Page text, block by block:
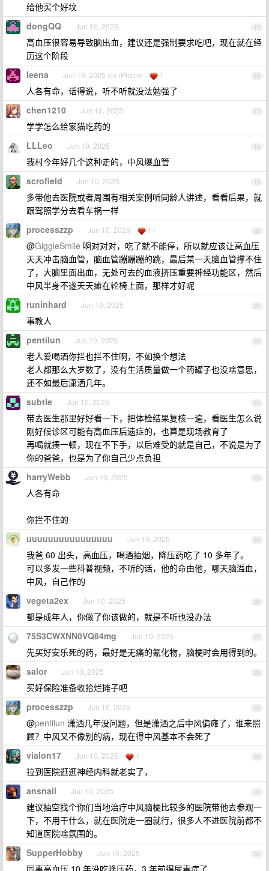
给他买个好坟
15
dongQQ Jun 10, 2025
高血压很容易导致脑出血，建议还是强制要求吃吧，现在就在经
历这个阶段
16
leena Jun 10, 2025 via iPhone 1
人各有命，话得说，听不听就没法勉强了
17
chen1210 Jun 10, 2025
学学怎么给家猫吃药的
18
LLLeo Jun 10, 2025
我村今年好几个这种走的，中风爆血管
19
scrofield Jun 10, 2025
多带他去医院或者周围有相关案例听同龄人讲述，看看后果，就
跟驾照学分去看车祸一样
20
processzzp Jun 10, 2025 11
@GiggleSmile 啊对对对，吃了就不能停，所以就应该让高血压
天天冲击脑血管，脑血管蹦蹦蹦的跳，最后某一天脑血管撑不住
了，大脑里面出血，无处可去的血液挤压重要神经功能区，然后
中风半身不遂天天瘫在轮椅上面，那样才好呢
21
runinhard Jun 10, 2025
事教人
22
pentilun Jun 10, 2025
老人爱喝酒你拦也拦不住啊，不如换个想法
老人都那么大岁数了，没有生活质量做一个药罐子也没啥意思，
还不如最后潇洒几年。
23
subtle Jun 10, 2025
带去医生那里好好看一下，把体检结果复核一遍，看医生怎么说
刚好候诊区可能有高血压后遗症的，也算是现场教育了
再喝就揍一顿，现在不下手，以后难受的就是自己，不说是为了
你的爸爸，也是为了你自己少点负担
24
harryWebb Jun 10, 2025
人各有命
你拦不住的
25
uuuuuuuuuuuuuuuu Jun 10, 2025
我爸 60 出头，高血压，喝酒抽烟，降压药吃了 10 多年了。
可以多发一些科普视频，不听的话，他的命由他，哪天脑溢血，
中风，自己作的
26
vegeta2ex Jun 10, 2025
都是成年人，你做了你该做的，就是不听也没办法
27
75S3CWXNN0VQ84mg Jun 10, 2025
先买好安乐死的药，最好是无痛的氰化物，脑梗时会用得到的。
28
salor Jun 10, 2025
买好保险准备收拾烂摊子吧
29
processzzp Jun 10, 2025
@pentilun 潇洒几年没问题，但是潇洒之后中风偏瘫了，谁来照
顾？中风又不像别的病，现在得中风基本不会死了
30
vialon17 Jun 10, 2025 1
拉到医院逛逛神经内科就老实了，
31
ansnail Jun 10, 2025
建议抽空找个你们当地治疗中风脑梗比较多的医院带他去参观一
下，不用干什么，就在医院走一圈就行，很多人不进医院前都不
知道医院啥氛围的。
32
SupperHobby Jun 10, 2025
同事高血压 10 年没吃降压药，3 年前得尿毒症了